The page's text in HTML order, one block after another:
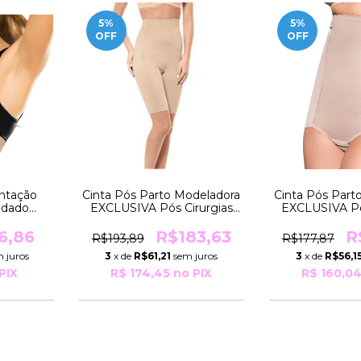
R6012
juros
5%
OFF
Cinta Pós Parto Modeladora
EXCLUSIVA Pós Cirurgias
88 a 99Kg R534 Moderna
R$193,89 R$183,63
3 x de R$61,21 sem juros
R$ 174,45 no PIX
5%
OFF
Cinta Pós
EXCLUSIVA
96 a 106Kg
R$177,87
3 x de
R$ 160,04